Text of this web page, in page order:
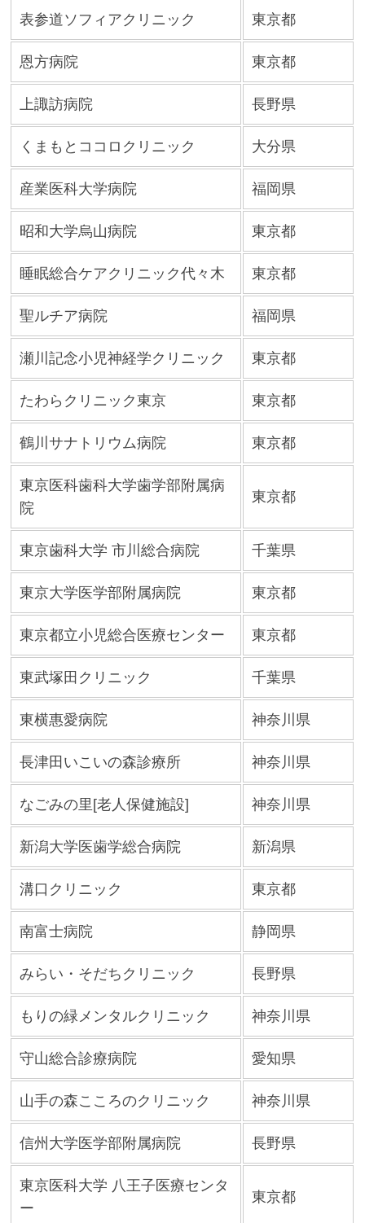
表参道ソフィアクリニック 東京都
恩方病院 東京都
上諏訪病院 長野県
くまもとココロクリニック 大分県
産業医科大学病院 福岡県
昭和大学烏山病院 東京都
睡眠総合ケアクリニック代々木 東京都
聖ルチア病院 福岡県
瀬川記念小児神経学クリニック 東京都
たわらクリニック東京 東京都
鶴川サナトリウム病院 東京都
東京医科歯科大学歯学部附属病
院
東京都
東京歯科大学 市川総合病院 千葉県
東京大学医学部附属病院 東京都
東京都立小児総合医療センター 東京都
東武塚田クリニック 千葉県
東横惠愛病院 神奈川県
長津田いこいの森診療所 神奈川県
なごみの里[老人保健施設] 神奈川県
新潟大学医歯学総合病院 新潟県
溝口クリニック 東京都
南富士病院 静岡県
みらい・そだちクリニック 長野県
もりの緑メンタルクリニック 神奈川県
守山総合診療病院 愛知県
山手の森こころのクリニック 神奈川県
信州大学医学部附属病院 長野県
東京医科大学 八王子医療センタ
ー
東京都